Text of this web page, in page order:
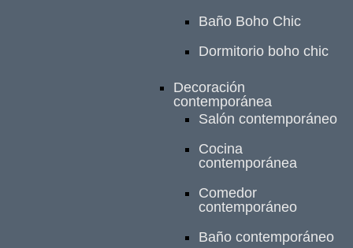
Baño Boho Chic
Dormitorio boho chic
Decoración
contemporánea
Salón contemporáneo
Cocina
contemporánea
Comedor
contemporáneo
Baño contemporáneo